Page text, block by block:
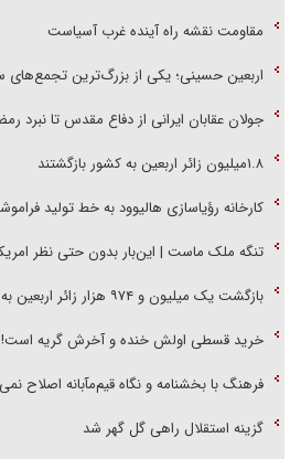
مقاومت نقشه راه آینده غرب آسیاست
اربعین حسینی؛ یکی از بزرگ‌ترین تجمع‌های
جولان عقابان ایرانی از دفاع مقدس تا نبرد
۱.۸میلیون زائر اربعین به کشور بازگشتند
کارخانه رؤیاسازی هالیوود به خط تولید
تنگه ملک ماست | این‌بار بدون حتی نظر
بازگشت یک میلیون و ۹۷۴ هزار زائر اربعین به کشور
خرید قسطی اولش خنده و آخرش گریه است!
فرهنگ با بخشنامه و نگاه قیم‌مآبانه اصلاح
گزینه استقلال راهی گل گهر شد